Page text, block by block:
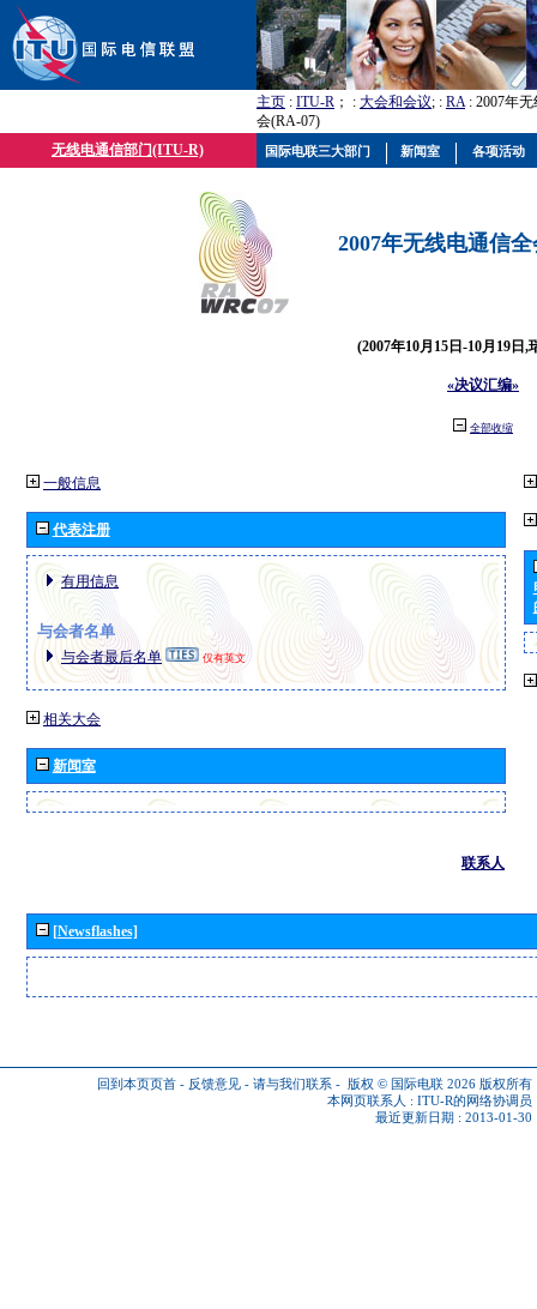
主页 : ITU-R ； : 大会和会议; : RA: 2007年
会(RA-07)
无线电通信部门(ITU-R)
2007年无线电通信
(2007年10月15日-10月19日,
«决议汇编»
全部收缩
一般信息
代表注册
有用信息
与会者名单
与会者最后名单 仅有英文
相关大会
新闻室
联系人
[Newsflashes]
回到本页页首 - 反馈意见 - 请与我们联系 - 版权 © 国际电联 2026 版权所有
本网页联系人 : ITU-R的网络协调员
最近更新日期 : 2013-01-30
国际电联三大部门 新闻室 各项活动